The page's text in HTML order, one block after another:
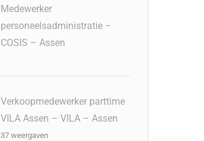
Medewerker
personeelsadministratie –
COSIS – Assen
Verkoopmedewerker parttime
VILA Assen – VILA – Assen
37 weergaven